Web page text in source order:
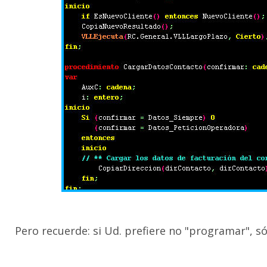
Pero recuerde: si Ud. prefiere no "programar",